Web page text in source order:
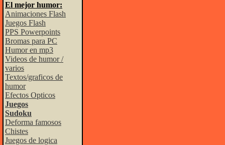
El mejor humor:
Animaciones Flash
Juegos Flash
PPS Powerpoints
Bromas para PC
Humor en mp3
Videos de humor /
varios
Textos/graficos de
humor
Efectos Opticos
Juegos
Sudoku
Deforma famosos
Chistes
Juegos de logica